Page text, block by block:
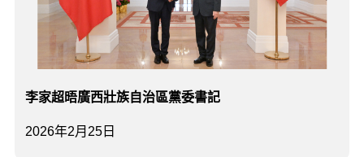
2026年2月25日
李家超晤廣西壯族自治區黨委書記